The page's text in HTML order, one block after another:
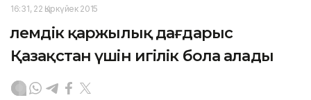
16:31, 22 Қыркүйек 2015
Әлемдік қаржылық дағдарыс
Қазақстан үшін игілік бола алады